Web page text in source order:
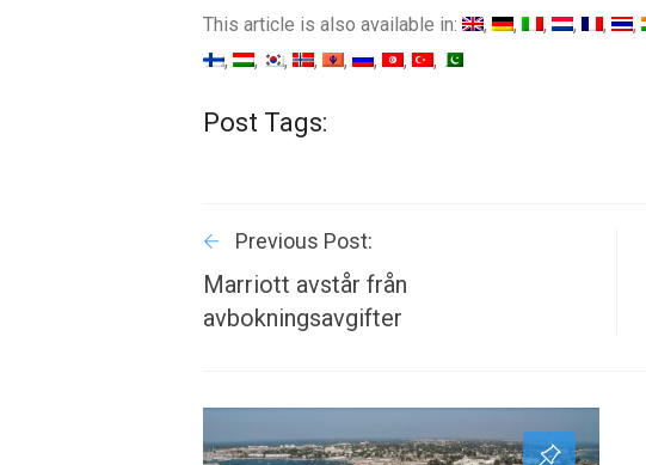
This article is also available in:
Post Tags:
Previous Post:
Marriott avstår från
avbokningsavgifter